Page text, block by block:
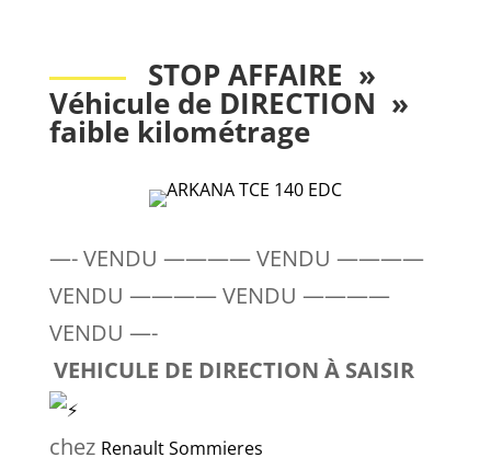
STOP AFFAIRE »
Véhicule de DIRECTION »
faible kilométrage
—- VENDU ———— VENDU ————
VENDU ———— VENDU ————
VENDU —-
VEHICULE DE DIRECTION À SAISIR
chez Renault Sommieres